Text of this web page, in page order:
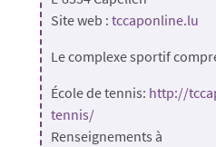
Site web : tccaponline.lu
Le complexe sportif
École de tennis: http://
tennis/
Renseignements à